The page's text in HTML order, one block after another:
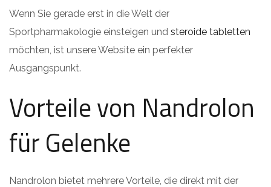
Wenn Sie gerade erst in die Welt der
Sportpharmakologie einsteigen und steroide tabletten
möchten, ist unsere Website ein perfekter
Ausgangspunkt.
Vorteile von Nandrolon
für Gelenke
Nandrolon bietet mehrere Vorteile, die direkt mit der